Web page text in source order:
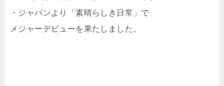
・ジャパンより「素晴らしき日常」で
メジャーデビューを果たしました。